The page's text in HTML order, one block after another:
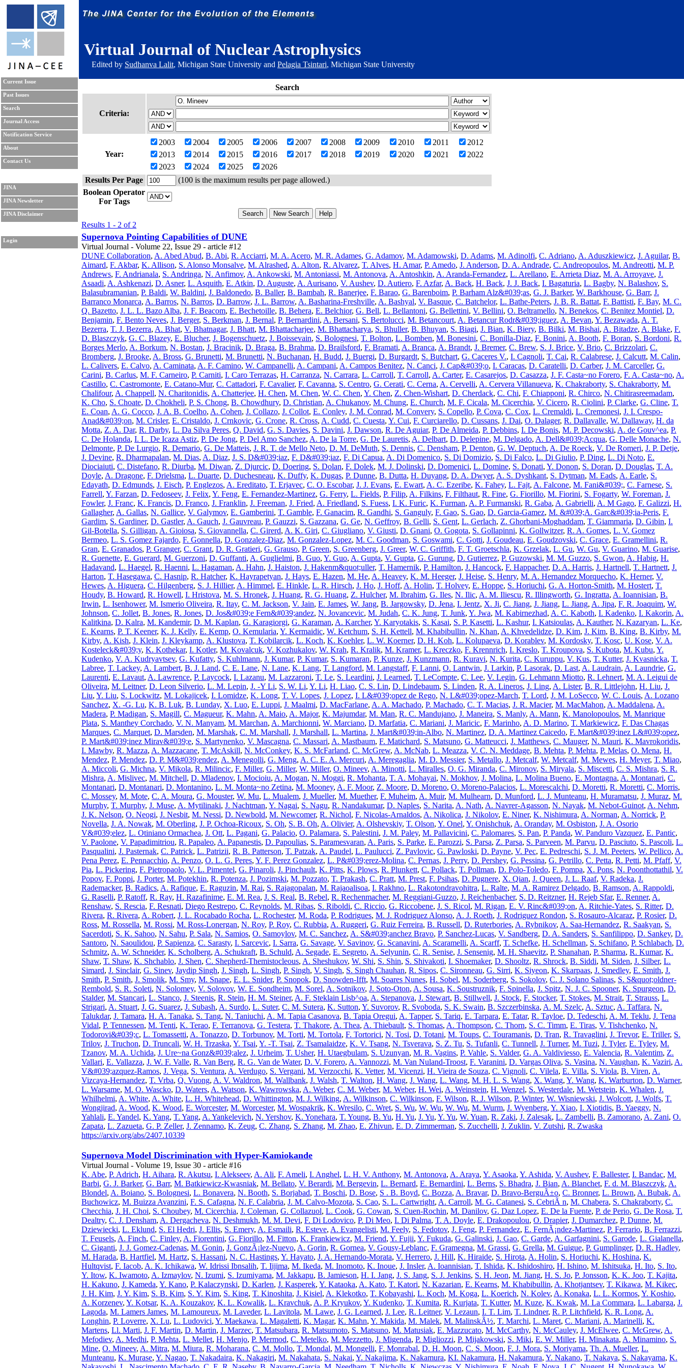
Virtual Journal of Nuclear Astrophysics
Edited by Sudhanva Lalit, Michigan State University and Pelagia Tsintari, Michigan State University
Current Issue
Past Issues
Search
Journal Access
Notification Service
About
Contact Us
JINA
JINA Newsletter
JINA Disclaimer
Login
Search
Criteria:
Year:
2003 2004 2005 2006 2007 2008 2009 2010 2011
2012
2013
2014 2015 2016 2017 2018 2019 2020 2021
2022
2023
2024 2025
2026
Results Per Page
(100 is the maximum results per page allowed.)
Boolean Operator
For Tags
Results 1 - 2 of 2
Supernova Pointing Capabilities of DUNE
Virtual Journal - Volume 22, Issue 29 - article #12
DUNE Collaboration, A. Abed Abud, B. Abi, R. Acciarri, M. A. Acero, M. R. Adames, G. Adamov, M. Adamowski, D. Adams, M. Adinolfi, C. Adriano, A. Aduszkiewicz, J. Aguilar, B.
Aimard, F. Akbar, K. Allison, S. Alonso Monsalve, M. Alrashed, A. Alton, R. Alvarez, T. Alves, H. Amar, P. Amedo, J. Anderson, D. A. Andrade, C. Andreopoulos, M. Andreotti, M. P.
Andrews, F. Andrianala, S. Andringa, N. Anfimov, A. Ankowski, M. Antoniassi, M. Antonova, A. Antoshkin, A. Aranda-Fernandez, L. Arellano, E. Arrieta Diaz, M. A. Arroyave, J.
Asaadi, A. Ashkenazi, D. Asner, L. Asquith, E. Atkin, D. Auguste, A. Aurisano, V. Aushev, D. Autiero, F. Azfar, A. Back, H. Back, J. J. Back, I. Bagaturia, L. Bagby, N. Balashov, S.
Balasubramanian, P. Baldi, W. Baldini, J. Baldonedo, B. Baller, B. Bambah, R. Banerjee, F. Barao, G. Barenboim, P. Barham Alz&#039;as, G. J. Barker, W. Barkhouse, G. Barr, J.
Barranco Monarca, A. Barros, N. Barros, D. Barrow, J. L. Barrow, A. Basharina-Freshville, A. Bashyal, V. Basque, C. Batchelor, L. Bathe-Peters, J. B. R. Battat, F. Battisti, F. Bay, M. C.
Q. Bazetto, J. L. L. Bazo Alba, J. F. Beacom, E. Bechetoille, B. Behera, E. Belchior, G. Bell, L. Bellantoni, G. Bellettini, V. Bellini, O. Beltramello, N. Benekos, C. Benitez Montiel, D.
Benjamin, F. Bento Neves, J. Berger, S. Berkman, J. Bernal, P. Bernardini, A. Bersani, S. Bertolucci, M. Betancourt, A. Betancur Rodr&#039;iguez, A. Bevan, Y. Bezawada, A. T.
Bezerra, T. J. Bezerra, A. Bhat, V. Bhatnagar, J. Bhatt, M. Bhattacharjee, M. Bhattacharya, S. Bhuller, B. Bhuyan, S. Biagi, J. Bian, K. Biery, B. Bilki, M. Bishai, A. Bitadze, A. Blake, F.
D. Blaszczyk, G. C. Blazey, E. Blucher, J. Bogenschuetz, J. Boissevain, S. Bolognesi, T. Bolton, L. Bomben, M. Bonesini, C. Bonilla-Diaz, F. Bonini, A. Booth, F. Boran, S. Bordoni, R.
Borges Merlo, A. Borkum, N. Bostan, J. Bracinik, D. Braga, B. Brahma, D. Brailsford, F. Bramati, A. Branca, A. Brandt, J. Bremer, C. Brew, S. J. Brice, V. Brio, C. Brizzolari, C.
Bromberg, J. Brooke, A. Bross, G. Brunetti, M. Brunetti, N. Buchanan, H. Budd, J. Buergi, D. Burgardt, S. Butchart, G. Caceres V., I. Cagnoli, T. Cai, R. Calabrese, J. Calcutt, M. Calin,
L. Calivers, E. Calvo, A. Caminata, A. F. Camino, W. Campanelli, A. Campani, A. Campos Benitez, N. Canci, J. Cap&#039;o, I. Caracas, D. Caratelli, D. Carber, J. M. Carceller, G.
Carini, B. Carlus, M. F. Carneiro, P. Carniti, I. Caro Terrazas, H. Carranza, N. Carrara, L. Carroll, T. Carroll, A. Carter, E. Casarejos, D. Casazza, J. F. Casta~no Forero, F. A. Casta~no, A.
Castillo, C. Castromonte, E. Catano-Mur, C. Cattadori, F. Cavalier, F. Cavanna, S. Centro, G. Cerati, C. Cerna, A. Cervelli, A. Cervera Villanueva, K. Chakraborty, S. Chakraborty, M.
Chalifour, A. Chappell, N. Charitonidis, A. Chatterjee, H. Chen, M. Chen, W. C. Chen, Y. Chen, Z. Chen-Wishart, D. Cherdack, C. Chi, F. Chiapponi, R. Chirco, N. Chitirasreemadam,
K. Cho, S. Choate, D. Chokheli, P. S. Chong, B. Chowdhury, D. Christian, A. Chukanov, M. Chung, E. Church, M. F. Cicala, M. Cicerchia, V. Cicero, R. Ciolini, P. Clarke, G. Cline, T.
E. Coan, A. G. Cocco, J. A. B. Coelho, A. Cohen, J. Collazo, J. Collot, E. Conley, J. M. Conrad, M. Convery, S. Copello, P. Cova, C. Cox, L. Cremaldi, L. Cremonesi, J. I. Crespo-
Anad&#039;on, M. Crisler, E. Cristaldo, J. Crnkovic, G. Crone, R. Cross, A. Cudd, C. Cuesta, Y. Cui, F. Curciarello, D. Cussans, J. Dai, O. Dalager, R. Dallavalle, W. Dallaway, H. da
Motta, Z. A. Dar, R. Darby, L. Da Silva Peres, Q. David, G. S. Davies, S. Davini, J. Dawson, R. De Aguiar, P. De Almeida, P. Debbins, I. De Bonis, M. P. Decowski, A. de Gouv^ea, P.
C. De Holanda, I. L. De Icaza Astiz, P. De Jong, P. Del Amo Sanchez, A. De la Torre, G. De Lauretis, A. Delbart, D. Delepine, M. Delgado, A. Dell&#039;Acqua, G. Delle Monache, N.
Delmonte, P. De Lurgio, R. Demario, G. De Matteis, J. R. T. de Mello Neto, D. M. DeMuth, S. Dennis, C. Densham, P. Denton, G. W. Deptuch, A. De Roeck, V. De Romeri, J. P. Detje,
J. Devine, R. Dharmapalan, M. Dias, A. Diaz, J. S. D&#039;iaz, F. D&#039;iaz, F. Di Capua, A. Di Domenico, S. Di Domizio, S. Di Falco, L. Di Giulio, P. Ding, L. Di Noto, E.
Diociaiuti, C. Distefano, R. Diurba, M. Diwan, Z. Djurcic, D. Doering, S. Dolan, F. Dolek, M. J. Dolinski, D. Domenici, L. Domine, S. Donati, Y. Donon, S. Doran, D. Douglas, T. A.
Doyle, A. Dragone, F. Drielsma, L. Duarte, D. Duchesneau, K. Duffy, K. Dugas, P. Dunne, B. Dutta, H. Duyang, D. A. Dwyer, A. S. Dyshkant, S. Dytman, M. Eads, A. Earle, S.
Edayath, D. Edmunds, J. Eisch, P. Englezos, A. Ereditato, T. Erjavec, C. O. Escobar, J. J. Evans, E. Ewart, A. C. Ezeribe, K. Fahey, L. Fajt, A. Falcone, M. Fani&#039;, C. Farnese, S.
Farrell, Y. Farzan, D. Fedoseev, J. Felix, Y. Feng, E. Fernandez-Martinez, G. Ferry, L. Fields, P. Filip, A. Filkins, F. Filthaut, R. Fine, G. Fiorillo, M. Fiorini, S. Fogarty, W. Foreman, J.
Fowler, J. Franc, K. Francis, D. Franco, J. Franklin, J. Freeman, J. Fried, A. Friedland, S. Fuess, I. K. Furic, K. Furman, A. P. Furmanski, R. Gaba, A. Gabrielli, A. M Gago, F. Galizzi, H.
Gallagher, A. Gallas, N. Gallice, V. Galymov, E. Gamberini, T. Gamble, F. Ganacim, R. Gandhi, S. Ganguly, F. Gao, S. Gao, D. Garcia-Gamez, M. &#039;A. Garc&#039;ia-Peris, F.
Gardim, S. Gardiner, D. Gastler, A. Gauch, J. Gauvreau, P. Gauzzi, S. Gazzana, G. Ge, N. Geffroy, B. Gelli, S. Gent, L. Gerlach, Z. Ghorbani-Moghaddam, T. Giammaria, D. Gibin, I.
Gil-Botella, S. Gilligan, A. Gioiosa, S. Giovannella, C. Girerd, A. K. Giri, C. Giugliano, V. Giusti, D. Gnani, O. Gogota, S. Gollapinni, K. Gollwitzer, R. A. Gomes, L. V. Gomez
Bermeo, L. S. Gomez Fajardo, F. Gonnella, D. Gonzalez-Diaz, M. Gonzalez-Lopez, M. C. Goodman, S. Goswami, C. Gotti, J. Goudeau, E. Goudzovski, C. Grace, E. Gramellini, R.
Gran, E. Granados, P. Granger, C. Grant, D. R. Gratieri, G. Grauso, P. Green, S. Greenberg, J. Greer, W. C. Griffith, F. T. Groetschla, K. Grzelak, L. Gu, W. Gu, V. Guarino, M. Guarise,
R. Guenette, E. Guerard, M. Guerzoni, D. Guffanti, A. Guglielmi, B. Guo, Y. Guo, A. Gupta, V. Gupta, G. Gurung, D. Gutierrez, P. Guzowski, M. M. Guzzo, S. Gwon, A. Habig, H.
Hadavand, L. Haegel, R. Haenni, L. Hagaman, A. Hahn, J. Haiston, J. Hakenm&quot;uller, T. Hamernik, P. Hamilton, J. Hancock, F. Happacher, D. A. Harris, J. Hartnell, T. Hartnett, J.
Harton, T. Hasegawa, C. Hasnip, R. Hatcher, K. Hayrapetyan, J. Hays, E. Hazen, M. He, A. Heavey, K. M. Heeger, J. Heise, S. Henry, M. A. Hernandez Morquecho, K. Herner, V.
Hewes, A. Higuera, C. Hilgenberg, S. J. Hillier, A. Himmel, E. Hinkle, L. R. Hirsch, J. Ho, J. Hoff, A. Holin, T. Holvey, E. Hoppe, S. Horiuchi, G. A. Horton-Smith, M. Hostert, T.
Houdy, B. Howard, R. Howell, I. Hristova, M. S. Hronek, J. Huang, R. G. Huang, Z. Hulcher, M. Ibrahim, G. Iles, N. Ilic, A. M. Iliescu, R. Illingworth, G. Ingratta, A. Ioannisian, B.
Irwin, L. Isenhower, M. Ismerio Oliveira, R. Itay, C. M. Jackson, V. Jain, E. James, W. Jang, B. Jargowsky, D. Jena, I. Jentz, X. Ji, C. Jiang, J. Jiang, L. Jiang, A. Jipa, F. R. Joaquim, W.
Johnson, C. Jollet, B. Jones, R. Jones, D. Jos&#039;e Fern&#039;andez, N. Jovancevic, M. Judah, C. K. Jung, T. Junk, Y. Jwa, M. Kabirnezhad, A. C. Kaboth, I. Kadenko, I. Kakorin, A.
Kalitkina, D. Kalra, M. Kandemir, D. M. Kaplan, G. Karagiorgi, G. Karaman, A. Karcher, Y. Karyotakis, S. Kasai, S. P. Kasetti, L. Kashur, I. Katsioulas, A. Kauther, N. Kazaryan, L. Ke,
E. Kearns, P. T. Keener, K. J. Kelly, E. Kemp, O. Kemularia, Y. Kermaidic, W. Ketchum, S. H. Kettell, M. Khabibullin, N. Khan, A. Khvedelidze, D. Kim, J. Kim, B. King, B. Kirby, M.
Kirby, A. Kish, J. Klein, J. Kleykamp, A. Klustova, T. Kobilarcik, L. Koch, K. Koehler, L. W. Koerner, D. H. Koh, L. Kolupaeva, D. Korablev, M. Kordosky, T. Kosc, U. Kose, V. A.
Kosteleck&#039;y, K. Kothekar, I. Kotler, M. Kovalcuk, V. Kozhukalov, W. Krah, R. Kralik, M. Kramer, L. Kreczko, F. Krennrich, I. Kreslo, T. Kroupova, S. Kubota, M. Kubu, Y.
Kudenko, V. A. Kudryavtsev, G. Kufatty, S. Kuhlmann, J. Kumar, P. Kumar, S. Kumaran, P. Kunze, J. Kunzmann, R. Kuravi, N. Kurita, C. Kuruppu, V. Kus, T. Kutter, J. Kvasnicka, T.
Labree, T. Lackey, A. Lambert, B. J. Land, C. E. Lane, N. Lane, K. Lang, T. Langford, M. Langstaff, F. Lanni, O. Lantwin, J. Larkin, P. Lasorak, D. Last, A. Laudrain, A. Laundrie, G.
Laurenti, E. Lavaut, A. Lawrence, P. Laycock, I. Lazanu, M. Lazzaroni, T. Le, S. Leardini, J. Learned, T. LeCompte, C. Lee, V. Legin, G. Lehmann Miotto, R. Lehnert, M. A. Leigui de
Oliveira, M. Leitner, D. Leon Silverio, L. M. Lepin, J. -Y Li, S. W. Li, Y. Li, H. Liao, C. S. Lin, D. Lindebaum, S. Linden, R. A. Lineros, J. Ling, A. Lister, B. R. Littlejohn, H. Liu, J.
Liu, Y. Liu, S. Lockwitz, M. Lokajicek, I. Lomidze, K. Long, T. V. Lopes, J. Lopez, I. L&#039;opez de Rego, N. L&#039;opez-March, T. Lord, J. M. LoSecco, W. C. Louis, A. Lozano
Sanchez, X. -G. Lu, K. B. Luk, B. Lunday, X. Luo, E. Luppi, J. Maalmi, D. MacFarlane, A. A. Machado, P. Machado, C. T. Macias, J. R. Macier, M. MacMahon, A. Maddalena, A.
Madera, P. Madigan, S. Magill, C. Magueur, K. Mahn, A. Maio, A. Major, K. Majumdar, M. Man, R. C. Mandujano, J. Maneira, S. Manly, A. Mann, K. Manolopoulos, M. Manrique
Plata, S. Manthey Corchado, V. N. Manyam, M. Marchan, A. Marchionni, W. Marciano, D. Marfatia, C. Mariani, J. Maricic, F. Marinho, A. D. Marino, T. Markiewicz, F. Das Chagas
Marques, C. Marquet, D. Marsden, M. Marshak, C. M. Marshall, J. Marshall, L. Martina, J. Mart&#039;in-Albo, N. Martinez, D. A. Martinez Caicedo, F. Mart&#039;inez L&#039;opez,
P. Mart&#039;inez Mirav&#039;e, S. Martynenko, V. Mascagna, C. Massari, A. Mastbaum, F. Matichard, S. Matsuno, G. Matteucci, J. Matthews, C. Mauger, N. Mauri, K. Mavrokoridis,
I. Mawby, R. Mazza, A. Mazzacane, T. McAskill, N. McConkey, K. S. McFarland, C. McGrew, A. McNab, L. Meazza, V. C. N. Meddage, B. Mehta, P. Mehta, P. Melas, O. Mena, H.
Mendez, P. Mendez, D. P. M&#039;endez, A. Menegolli, G. Meng, A. C. E. A. Mercuri, A. Meregaglia, M. D. Messier, S. Metallo, J. Metcalf, W. Metcalf, M. Mewes, H. Meyer, T. Miao,
A. Miccoli, G. Michna, V. Mikola, R. Milincic, F. Miller, G. Miller, W. Miller, O. Mineev, A. Minotti, L. Miralles, O. G. Miranda, C. Mironov, S. Miryala, S. Miscetti, C. S. Mishra, S. R.
Mishra, A. Mislivec, M. Mitchell, D. Mladenov, I. Mocioiu, A. Mogan, N. Moggi, R. Mohanta, T. A. Mohayai, N. Mokhov, J. Molina, L. Molina Bueno, E. Montagna, A. Montanari, C.
Montanari, D. Montanari, D. Montanino, L. M. Monta~no Zetina, M. Mooney, A. F. Moor, Z. Moore, D. Moreno, O. Moreno-Palacios, L. Morescalchi, D. Moretti, R. Moretti, C. Morris,
C. Mossey, M. Mote, C. A. Moura, G. Mouster, W. Mu, L. Mualem, J. Mueller, M. Muether, F. Muheim, A. Muir, M. Mulhearn, D. Munford, L. J. Munteanu, H. Muramatsu, J. Muraz, M.
Murphy, T. Murphy, J. Muse, A. Mytilinaki, J. Nachtman, Y. Nagai, S. Nagu, R. Nandakumar, D. Naples, S. Narita, A. Nath, A. Navrer-Agasson, N. Nayak, M. Nebot-Guinot, A. Nehm,
J. K. Nelson, O. Neogi, J. Nesbit, M. Nessi, D. Newbold, M. Newcomer, R. Nichol, F. Nicolas-Arnaldos, A. Nikolica, J. Nikolov, E. Niner, K. Nishimura, A. Norman, A. Norrick, P.
Novella, J. A. Nowak, M. Oberling, J. P. Ochoa-Ricoux, S. Oh, S. B. Oh, A. Olivier, A. Olshevskiy, T. Olson, Y. Onel, Y. Onishchuk, A. Oranday, M. Osbiston, J. A. Osorio
V&#039;elez, L. Otiniano Ormachea, J. Ott, L. Pagani, G. Palacio, O. Palamara, S. Palestini, J. M. Paley, M. Pallavicini, C. Palomares, S. Pan, P. Panda, W. Panduro Vazquez, E. Pantic,
V. Paolone, V. Papadimitriou, R. Papaleo, A. Papanestis, D. Papoulias, S. Paramesvaran, A. Paris, S. Parke, E. Parozzi, S. Parsa, Z. Parsa, S. Parveen, M. Parvu, D. Pasciuto, S. Pascoli, L.
Pasqualini, J. Pasternak, C. Patrick, L. Patrizii, R. B. Patterson, T. Patzak, A. Paudel, L. Paulucci, Z. Pavlovic, G. Pawloski, D. Payne, V. Pec, E. Pedreschi, S. J. M. Peeters, W. Pellico, A.
Pena Perez, E. Pennacchio, A. Penzo, O. L. G. Peres, Y. F. Perez Gonzalez, L. P&#039;erez-Molina, C. Pernas, J. Perry, D. Pershey, G. Pessina, G. Petrillo, C. Petta, R. Petti, M. Pfaff, V.
Pia, L. Pickering, F. Pietropaolo, V. L. Pimentel, G. Pinaroli, J. Pinchault, K. Pitts, K. Plows, R. Plunkett, C. Pollack, T. Pollman, D. Polo-Toledo, F. Pompa, X. Pons, N. Poonthottathil, V.
Popov, F. Poppi, J. Porter, M. Potekhin, R. Potenza, J. Pozimski, M. Pozzato, T. Prakash, C. Pratt, M. Prest, F. Psihas, D. Pugnere, X. Qian, J. Queen, J. L. Raaf, V. Radeka, J.
Rademacker, B. Radics, A. Rafique, E. Raguzin, M. Rai, S. Rajagopalan, M. Rajaoalisoa, I. Rakhno, L. Rakotondravohitra, L. Ralte, M. A. Ramirez Delgado, B. Ramson, A. Rappoldi,
G. Raselli, P. Ratoff, R. Ray, H. Razafinime, E. M. Rea, J. S. Real, B. Rebel, R. Rechenmacher, M. Reggiani-Guzzo, J. Reichenbacher, S. D. Reitzner, H. Rejeb Sfar, E. Renner, A.
Renshaw, S. Rescia, F. Resnati, Diego Restrepo, C. Reynolds, M. Ribas, S. Riboldi, C. Riccio, G. Riccobene, J. S. Ricol, M. Rigan, E. V. Rinc&#039;on, A. Ritchie-Yates, S. Ritter, D.
Rivera, R. Rivera, A. Robert, J. L. Rocabado Rocha, L. Rochester, M. Roda, P. Rodrigues, M. J. Rodriguez Alonso, A. J. Roeth, J. Rodriguez Rondon, S. Rosauro-Alcaraz, P. Rosier, D.
Ross, M. Rossella, M. Rossi, M. Ross-Lonergan, N. Roy, P. Roy, C. Rubbia, A. Ruggeri, G. Ruiz Ferreira, B. Russell, D. Ruterbories, A. Rybnikov, A. Saa-Hernandez, R. Saakyan, S.
Sacerdoti, S. K. Sahoo, N. Sahu, P. Sala, N. Samios, O. Samoylov, M. C. Sanchez, A. S&#039;anchez Bravo, P. Sanchez-Lucas, V. Sandberg, D. A. Sanders, S. Sanfilippo, D. Sankey, D.
Santoro, N. Saoulidou, P. Sapienza, C. Sarasty, I. Sarcevic, I. Sarra, G. Savage, V. Savinov, G. Scanavini, A. Scaramelli, A. Scarff, T. Schefke, H. Schellman, S. Schifano, P. Schlabach, D.
Schmitz, A. W. Schneider, K. Scholberg, A. Schukraft, B. Schuld, A. Segade, E. Segreto, A. Selyunin, C. R. Senise, J. Sensenig, M. H. Shaevitz, P. Shanahan, P. Sharma, R. Kumar, K.
Shaw, T. Shaw, K. Shchablo, J. Shen, C. Shepherd-Themistocleous, A. Sheshukov, W. Shi, S. Shin, S. Shivakoti, I. Shoemaker, D. Shooltz, R. Shrock, B. Siddi, M. Siden, J. Silber, L.
Simard, J. Sinclair, G. Sinev, Jaydip Singh, J. Singh, L. Singh, P. Singh, V. Singh, S. Singh Chauhan, R. Sipos, C. Sironneau, G. Sirri, K. Siyeon, K. Skarpaas, J. Smedley, E. Smith, J.
Smith, P. Smith, J. Smolik, M. Smy, M. Snape, E. L. Snider, P. Snopok, D. Snowden-Ifft, M. Soares Nunes, H. Sobel, M. Soderberg, S. Sokolov, C. J. Solano Salinas, S. S&quot;oldner-
Rembold, S. R. Soleti, N. Solomey, V. Solovov, W. E. Sondheim, M. Sorel, A. Sotnikov, J. Soto-Oton, A. Sousa, K. Soustruznik, F. Spinella, J. Spitz, N. J. C. Spooner, K. Spurgeon, D.
Stalder, M. Stancari, L. Stanco, J. Steenis, R. Stein, H. M. Steiner, A. F. Steklain Lisb^oa, A. Stepanova, J. Stewart, B. Stillwell, J. Stock, F. Stocker, T. Stokes, M. Strait, T. Strauss, L.
Strigari, A. Stuart, J. G. Suarez, J. Subash, A. Surdo, L. Suter, C. M. Sutera, K. Sutton, Y. Suvorov, R. Svoboda, S. K. Swain, B. Szczerbinska, A. M. Szelc, A. Sztuc, A. Taffara, N.
Talukdar, J. Tamara, H. A. Tanaka, S. Tang, N. Taniuchi, A. M. Tapia Casanova, B. Tapia Oregui, A. Tapper, S. Tariq, E. Tarpara, E. Tatar, R. Tayloe, D. Tedeschi, A. M. Teklu, J. Tena
Vidal, P. Tennessen, M. Tenti, K. Terao, F. Terranova, G. Testera, T. Thakore, A. Thea, A. Thiebault, S. Thomas, A. Thompson, C. Thorn, S. C. Timm, E. Tiras, V. Tishchenko, N.
Todorovi&#039;c, L. Tomassetti, A. Tonazzo, D. Torbunov, M. Torti, M. Tortola, F. Tortorici, N. Tosi, D. Totani, M. Toups, C. Touramanis, D. Tran, R. Travaglini, J. Trevor, E. Triller, S.
Trilov, J. Truchon, D. Truncali, W. H. Trzaska, Y. Tsai, Y. -T. Tsai, Z. Tsamalaidze, K. V. Tsang, N. Tsverava, S. Z. Tu, S. Tufanli, C. Tunnell, J. Turner, M. Tuzi, J. Tyler, E. Tyley, M.
Tzanov, M. A. Uchida, J. Ure~na Gonz&#039;alez, J. Urheim, T. Usher, H. Utaegbulam, S. Uzunyan, M. R. Vagins, P. Vahle, S. Valder, G. A. Valdiviesso, E. Valencia, R. Valentim, Z.
Vallari, E. Vallazza, J. W. F. Valle, R. Van Berg, R. G. Van de Water, D. V. Forero, A. Vannozzi, M. Van Nuland-Troost, F. Varanini, D. Vargas Oliva, S. Vasina, N. Vaughan, K. Vaziri, A.
V&#039;azquez-Ramos, J. Vega, S. Ventura, A. Verdugo, S. Vergani, M. Verzocchi, K. Vetter, M. Vicenzi, H. Vieira de Souza, C. Vignoli, C. Vilela, E. Villa, S. Viola, B. Viren, A.
Vizcaya-Hernandez, T. Vrba, Q. Vuong, A. V. Waldron, M. Wallbank, J. Walsh, T. Walton, H. Wang, J. Wang, L. Wang, M. H. L. S. Wang, X. Wang, Y. Wang, K. Warburton, D. Warner,
L. Warsame, M. O. Wascko, D. Waters, A. Watson, K. Wawrowska, A. Weber, C. M. Weber, M. Weber, H. Wei, A. Weinstein, H. Wenzel, S. Westerdale, M. Wetstein, K. Whalen, J.
Whilhelmi, A. White, A. White, L. H. Whitehead, D. Whittington, M. J. Wilking, A. Wilkinson, C. Wilkinson, F. Wilson, R. J. Wilson, P. Winter, W. Wisniewski, J. Wolcott, J. Wolfs, T.
Wongjirad, A. Wood, K. Wood, E. Worcester, M. Worcester, M. Wospakrik, K. Wresilo, C. Wret, S. Wu, W. Wu, W. Wu, M. Wurm, J. Wyenberg, Y. Xiao, I. Xiotidis, B. Yaeggy, N.
Yahlali, E. Yandel, K. Yang, T. Yang, A. Yankelevich, N. Yershov, K. Yonehara, T. Young, B. Yu, H. Yu, J. Yu, Y. Yu, W. Yuan, R. Zaki, J. Zalesak, L. Zambelli, B. Zamorano, A. Zani, O.
Zapata, L. Zazueta, G. P. Zeller, J. Zennamo, K. Zeug, C. Zhang, S. Zhang, M. Zhao, E. Zhivun, E. D. Zimmerman, S. Zucchelli, J. Zuklin, V. Zutshi, R. Zwaska
https://arxiv.org/abs/2407.10339
Supernova Model Discrimination with Hyper-Kamiokande
Virtual Journal - Volume 19, Issue 30 - article #16
K. Abe, P. Adrich, H. Aihara, R. Akutsu, I. Alekseev, A. Ali, F. Ameli, I. Anghel, L. H. V. Anthony, M. Antonova, A. Araya, Y. Asaoka, Y. Ashida, V. Aushev, F. Ballester, I. Bandac, M.
Barbi, G. J. Barker, G. Barr, M. Batkiewicz-Kwasniak, M. Bellato, V. Berardi, M. Bergevin, L. Bernard, E. Bernardini, L. Berns, S. Bhadra, J. Bian, A. Blanchet, F. d. M. Blaszczyk, A.
Blondel, A. Boiano, S. Bolognesi, L. Bonavera, N. Booth, S. Borjabad, T. Boschi, D. Bose, S . B. Boyd, C. Bozza, A. Bravar, D. Bravo-BerguÃ±o, C. Bronner, L. Brown, A. Bubak, A.
Buchowicz, M. Buizza Avanzini, F. S. Cafagna, N. F. Calabria, J. M. Calvo-Mozota, S. Cao, S. L. Cartwright, A. Carroll, M. G. Catanesi, S. CebriÃ n, M. Chabera, S. Chakraborty, C.
Checchia, J. H. Choi, S. Choubey, M. Cicerchia, J. Coleman, G. Collazuol, L. Cook, G. Cowan, S. Cuen-Rochin, M. Danilov, G. Daz Lopez, E. De la Fuente, P. de Perio, G. De Rosa, T.
Dealtry, C. J. Densham, A. Dergacheva, N. Deshmukh, M. M. Devi, F. Di Lodovico, P. Di Meo, I. Di Palma, T. A. Doyle, E. Drakopoulou, O. Drapier, J. Dumarchez, P. Dunne, M.
Dziewiecki, L. Eklund, S. El Hedri, J. Ellis, S. Emery, A. Esmaili, R. Esteve, A. Evangelisti, M. Feely, S. Fedotov, J. Feng, P. Fernandez, E. FernÃ¡ndez-Martinez, P. Ferrario, B. Ferrazzi,
T. Feusels, A. Finch, C. Finley, A. Fiorentini, G. Fiorillo, M. Fitton, K. Frankiewicz, M. Friend, Y. Fujii, Y. Fukuda, G. Galinski, J. Gao, C. Garde, A. Garfagnini, S. Garode, L. Gialanella,
C. Giganti, J. J. Gomez-Cadenas, M. Gonin, J. GonzÃ¡lez-Nuevo, A. Gorin, R. Gornea, V. Gousy-Leblanc, F. Gramegna, M. Grassi, G. Grella, M. Guigue, P. Gumplinger, D. R. Hadley,
M. Harada, B. Hartfiel, M. Hartz, S. Hassani, N. C. Hastings, Y. Hayato, J. A. Hernando-Morata, V. Herrero, J. Hill, K. Hiraide, S. Hirota, A. Holin, S. Horiuchi, K. Hoshina, K.
Hultqvist, F. Iacob, A. K. Ichikawa, W. Idrissi Ibnsalih, T. Iijima, M. Ikeda, M. Inomoto, K. Inoue, J. Insler, A. Ioannisian, T. Ishida, K. Ishidoshiro, H. Ishino, M. Ishitsuka, H. Ito, S. Ito,
Y. Itow, K. Iwamoto, A. Izmaylov, N. Izumi, S. Izumiyama, M. Jakkapu, B. Jamieson, H. I. Jang, J. S. Jang, S. J. Jenkins, S. H. Jeon, M. Jiang, H. S. Jo, P. Jonsson, K. K. Joo, T. Kajita,
H. Kakuno, J. Kameda, Y. Kano, P. Kalaczynski, D. Karlen, J. Kasperek, Y. Kataoka, A. Kato, T. Katori, N. Kazarian, E. Kearns, M. Khabibullin, A. Khotjantsev, T. Kikawa, M. Kikec,
J. H. Kim, J. Y. Kim, S. B. Kim, S. Y. Kim, S. King, T. Kinoshita, J. Kisiel, A. Klekotko, T. Kobayashi, L. Koch, M. Koga, L. Koerich, N. Kolev, A. Konaka, L. L. Kormos, Y. Koshio,
A. Korzenev, Y. Kotsar, K. A. Kouzakov, K. L. Kowalik, L. Kravchuk, A. P. Kryukov, Y. Kudenko, T. Kumita, R. Kurjata, T. Kutter, M. Kuze, K. Kwak, M. La Commara, L. Labarga, J.
Lagoda, M. Lamers James, M. Lamoureux, M. Laveder, L. Lavitola, M. Lawe, J. G. Learned, J. Lee, R. Leitner, V. Lezaun, I. T. Lim, T. Lindner, R. P. Litchfield, K. R. Long, A.
Longhin, P. Loverre, X. Lu, L. Ludovici, Y. Maekawa, L. Magaletti, K. Magar, K. Mahn, Y. Makida, M. Malek, M. MalinskÃ½, T. Marchi, L. Maret, C. Mariani, A. Marinelli, K.
Martens, Ll. Marti, J. F. Martin, D. Martin, J. Marzec, T. Matsubara, R. Matsumoto, S. Matsuno, M. Matusiak, E. Mazzucato, M. McCarthy, N. McCauley, J. McElwee, C. McGrew, A.
Mefodiev, A. Medhi, P. Mehta, L. Mellet, H. Menjo, P. Mermod, C. Metelko, M. Mezzetto, J. Migenda, P. Migliozzi, P. Mijakowski, S. Miki, E. W. Miller, H. Minakata, A. Minamino, S.
Mine, O. Mineev, A. Mitra, M. Miura, R. Moharana, C. M. Mollo, T. Mondal, M. Mongelli, F. Monrabal, D. H. Moon, C. S. Moon, F. J. Mora, S. Moriyama, Th. A. Mueller, L.
Munteanu, K. Murase, Y. Nagao, T. Nakadaira, K. Nakagiri, M. Nakahata, S. Nakai, Y. Nakajima, K. Nakamura, KI. Nakamura, H. Nakamura, Y. Nakano, T. Nakaya, S. Nakayama, K.